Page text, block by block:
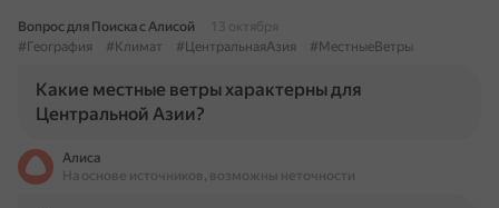
Вопрос для Поиска с Алисой
13 октября
#География
#Климат #ЦентральнаяАзия #МестныеВетры
Какие местные ветры характерны для
Центральной Азии?
Алиса
На основе источников, возможны неточности